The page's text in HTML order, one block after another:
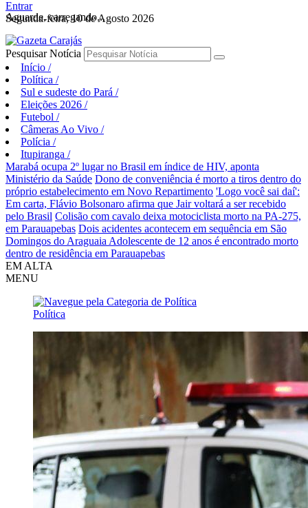
Aguarde, carregando...
Entrar
Segunda-feira, 10 de Agosto 2026
Pesquisar Notícia
Início /
Política /
Sul e sudeste do Pará /
Eleições 2026 /
Futebol /
Câmeras Ao Vivo /
Polícia /
Itupiranga /
Marabá ocupa 2º lugar no Brasil em índice de HIV, aponta
Ministério da Saúde Dono de conveniência é morto a tiros dentro do
próprio estabelecimento em Novo Repartimento 'Logo você sai daí':
Em carta, Flávio Bolsonaro afirma que Jair voltará a ser recebido
pelo Brasil Colisão com cavalo deixa motociclista morto na PA-275,
em Parauapebas Dois acidentes acontecem em sequência em São
Domingos do Araguaia Adolescente de 12 anos é encontrado morto
dentro de residência em Parauapebas
EM ALTA
MENU
Política